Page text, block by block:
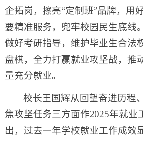
企拓岗，擦亮“定制班”品牌，用
要精准服务，兜牢校园民生底线
做好考研指导，维护毕业生合法
盘棋，全力打赢就业攻坚战，推
量充分就业。
校长王国辉从回望奋进历程
焦攻坚任务三方面作2025年就业
出，过去一年学校就业工作成效